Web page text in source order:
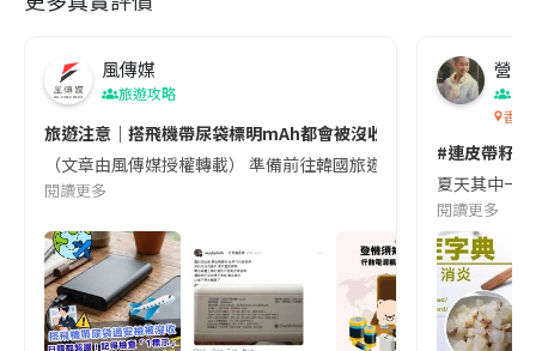
風傳媒
旅遊攻略
旅遊注意｜搭飛機帶尿袋標明mAh都會被沒收😱出發前切記檢查
（文章由風傳媒授權轉載） 準備前往韓國旅遊的民眾，近期要
閱讀更多
營養
香港
#連皮帶籽
夏天其中一
閱讀更多